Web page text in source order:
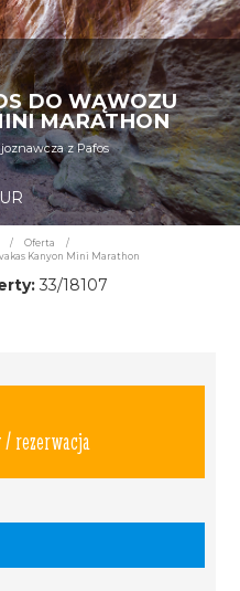
DO WĄWOZU
MARATHON
z Pafos
/ Oferta
/
Kanyon Mini Marathon
33/18107
/ rezerwacja